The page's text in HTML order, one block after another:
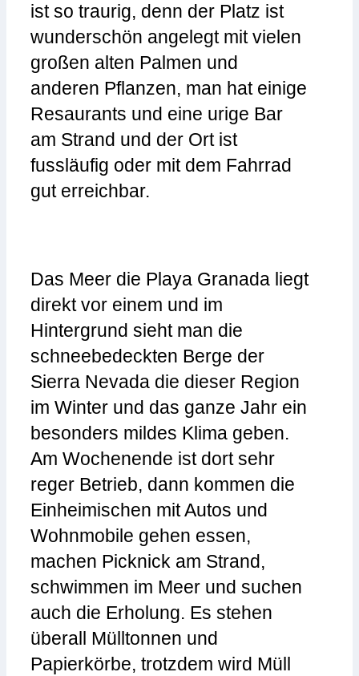
ist so traurig, denn der Platz ist
wunderschön angelegt mit vielen
großen alten Palmen und
anderen Pflanzen, man hat einige
Resaurants und eine urige Bar
am Strand und der Ort ist
fussläufig oder mit dem Fahrrad
gut erreichbar.
Das Meer die Playa Granada liegt
direkt vor einem und im
Hintergrund sieht man die
schneebedeckten Berge der
Sierra Nevada die dieser Region
im Winter und das ganze Jahr ein
besonders mildes Klima geben.
Am Wochenende ist dort sehr
reger Betrieb, dann kommen die
Einheimischen mit Autos und
Wohnmobile gehen essen,
machen Picknick am Strand,
schwimmen im Meer und suchen
auch die Erholung. Es stehen
überall Mülltonnen und
Papierkörbe, trotzdem wird Müll